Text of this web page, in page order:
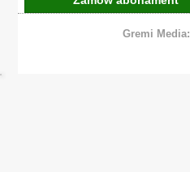
Gremi Media: